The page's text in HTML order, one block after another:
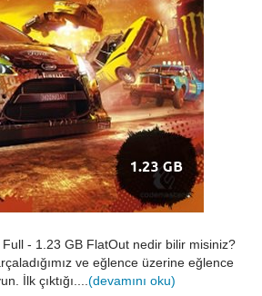
- 1.23 GB FlatOut nedir bilir misiniz?
ve eğlence üzerine eğlence
İlk çıktığı.... (devamını oku)